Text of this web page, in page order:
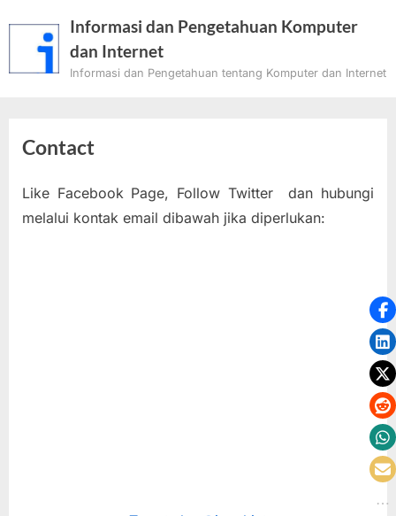
Informasi dan Pengetahuan Komputer
dan Internet
Informasi dan Pengetahuan tentang Komputer dan Internet
Contact
Like Facebook Page, Follow Twitter dan hubungi
melalui kontak email dibawah jika diperlukan: